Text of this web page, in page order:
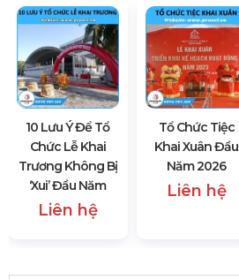
10 Lưu Ý Để Tổ
Chức Lễ Khai
Trương Không Bị
‘Xui’ Đầu Năm
Liên hệ
Tổ Chức Tiệc
Khai Xuân Đầu
Năm 2026
Liên hệ